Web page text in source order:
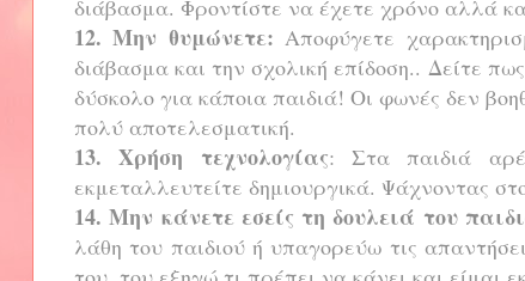
διάβασμα. Φροντίστε να έχετε χρόνο αλλά
12. Μην θυμώνετε: Αποφύγετε
διάβασμα και την σχολική επίδοση.. Δείτε
δύσκολο για κάποια παιδιά! Οι φωνές δεν
πολύ αποτελεσματική.
13. Χρήση τεχνολογίας: Στα παιδιά
εκμεταλλευτείτε δημιουργικά. Ψάχνοντας
14. Μην κάνετε εσείς τη δουλειά του
λάθη του παιδιού ή υπαγορεύω τις